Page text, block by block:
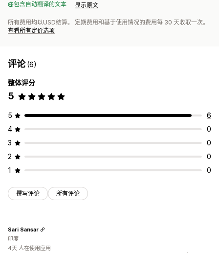
包含自动翻译的文本 显示原文
所有费用均以USD结算。 定期费用和基于使用情况的费用每 30 天收取一次。
查看所有定价选项
评论(6)
整体评分
5
5
6
4
0
3
0
2
0
1
0
撰写评论 所有评论
Sari Sansar
印度
4天 人在使用应用